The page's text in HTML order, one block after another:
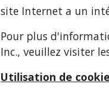
site Internet a un
Pour plus
Inc., veuillez visiter
Utilisation de